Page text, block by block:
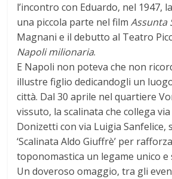
l’incontro con Eduardo, nel 1947,
una piccola parte nel filmAssunta
Magnani e il debutto al Teatro
Napoli milionaria.
E Napoli non poteva che non
illustre figlio dedicandogli un
città. Dal 30 aprile nel quartiere
vissuto, la scalinata che collega
Donizetti con via Luigia Sanfelice,
‘Scalinata Aldo Giuffrè’ per
toponomastica un legame unico e
Un doveroso omaggio, tra gli